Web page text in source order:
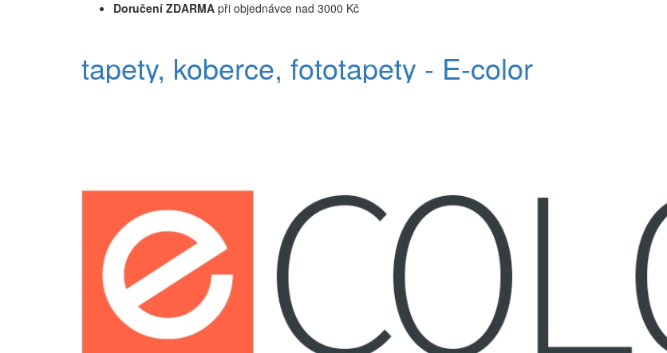
Doručení ZDARMA při objednávce nad 3000 Kč
tapety, koberce, fototapety - E-color